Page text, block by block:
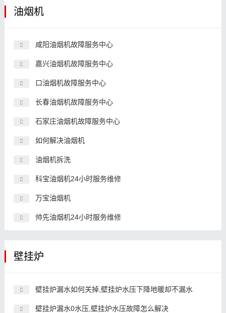
油烟机
咸阳油烟机故障服务中心
嘉兴油烟机故障服务中心
口油烟机故障服务中心
长春油烟机故障服务中心
石家庄油烟机故障服务中心
如何解决油烟机
油烟机拆洗
科宝油烟机24小时服务维修
万宝油烟机
帅先油烟机24小时服务维修
壁挂炉
壁挂炉漏水如何关掉,壁挂炉水压下降地暖却不漏水
壁挂炉漏水0水压,壁挂炉水压故障怎么解决